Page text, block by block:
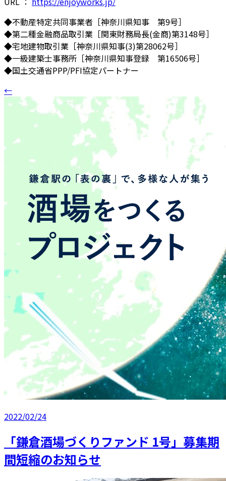
◆不動産特定共同事業者［神奈川県知事 第9号］
◆第二種金融商品取引業［関東財務局長(金商)第3148号］
◆宅地建物取引業［神奈川県知事(3)第28062号］
◆一級建築士事務所［神奈川県知事登録 第16506号］
◆国土交通省PPP/PFI協定パートナー
←
2022/02/24
「鎌倉酒場づくりファンド 1号」募集期
間短縮のお知らせ